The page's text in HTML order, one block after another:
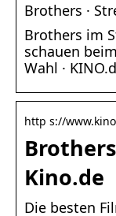
Brothers ·
Brothers im
schauen
Wahl ·
http s://
Brothers
Kino.de
Die besten